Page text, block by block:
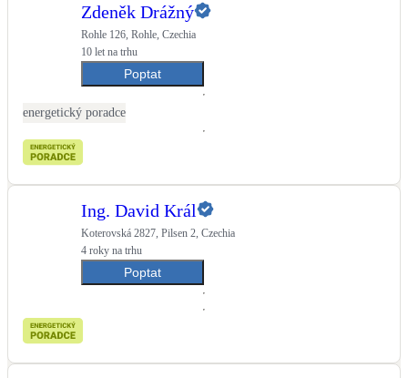
Zdeněk Drážný
Rohle 126, Rohle, Czechia
10 let na trhu
Poptat
energetický poradce
Ing. David Král
Koterovská 2827, Pilsen 2, Czechia
4 roky na trhu
Poptat